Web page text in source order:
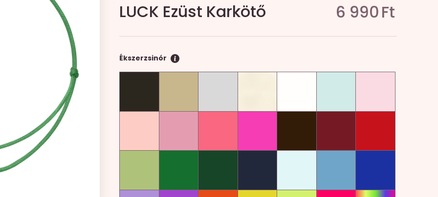
LUCK Ezüst Karkötő 6 990Ft
Ékszerzsinór